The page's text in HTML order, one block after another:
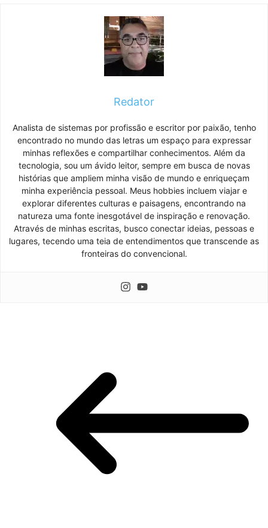
Redator
Analista de sistemas por profissão e escritor por paixão, tenho
encontrado no mundo das letras um espaço para expressar
minhas reflexões e compartilhar conhecimentos. Além da
tecnologia, sou um ávido leitor, sempre em busca de novas
histórias que ampliem minha visão de mundo e enriqueçam
minha experiência pessoal. Meus hobbies incluem viajar e
explorar diferentes culturas e paisagens, encontrando na
natureza uma fonte inesgotável de inspiração e renovação.
Através de minhas escritas, busco conectar ideias, pessoas e
lugares, tecendo uma teia de entendimentos que transcende as
fronteiras do convencional.